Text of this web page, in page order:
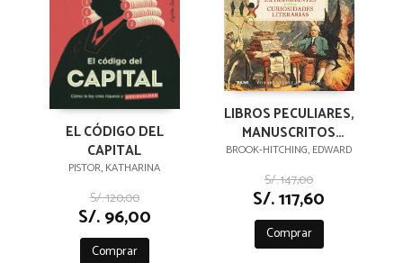
EL CÓDIGO DEL
CAPITAL
PISTOR, KATHARINA
S/. 120,00
S/. 96,00
Comprar
LIBROS PECULIARES,
MANUSCRITOS
EXTRAVAGANTES Y
OTRAS
CURIOSIDADES
LITERARIAS
BROOK-HITCHING, EDWARD
S/. 147,00
S/. 117,60
Comprar